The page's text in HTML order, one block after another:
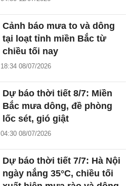
Cảnh báo mưa to và dông
tại loạt tỉnh miền Bắc từ
chiều tối nay
18:34 08/07/2026
Dự báo thời tiết 8/7: Miền
Bắc mưa dông, đề phòng
lốc sét, gió giật
04:30 08/07/2026
Dự báo thời tiết 7/7: Hà Nội
ngày nắng 35°C, chiều tối